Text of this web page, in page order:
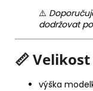
⚠️
dodržovat
📏
výška